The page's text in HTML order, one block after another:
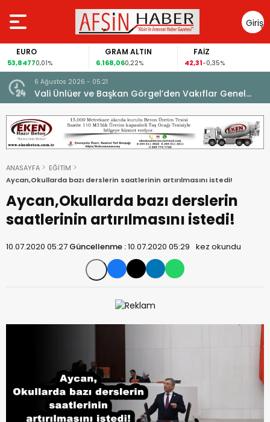
Giriş
Yap
EURO
53,84770,01%
GRAM ALTIN
6.168,060,22%
FAİZ
42,31-0,35%
6 Ağustos 2026 - 05:21
Vali Ünlüer ve Başkan Görgel’den Vakıflar Genel
Müdürlüğü’ne ziyaret.
ANASAYFA
EĞİTİM
Aycan,Okullarda bazı derslerin saatlerinin artırılmasını istedi!
Aycan,Okullarda bazı derslerin
saatlerinin artırılmasını istedi!
10.07.2020 05:27 Güncellenme :10.07.2020 05:29 kez okundu